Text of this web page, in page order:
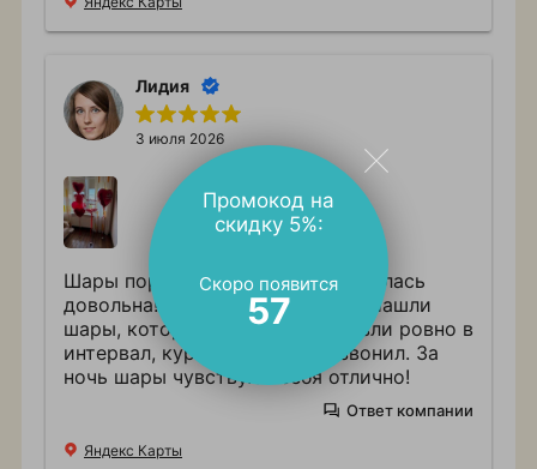
Лидия
3 июля 2026
Шары порекомендовали и я осталась
довольна! Учли все пожелания! Нашли
шары, которых не было. Привезли ровно в
интервал, курьер заранее позвонил. За
ночь шары чувствуют себя отлично!
Ответ компании
Яндекс Карты
Промокод на
скидку 5%:
Скоро появится
56